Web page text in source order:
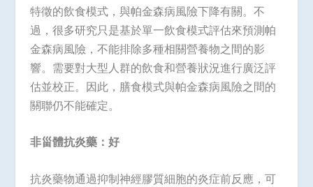
特徵的飲食模式，與帕金森病風險下降有關。不
過，很多研究只是基於單一飲食模式評估來預測帕
金森病風險，不能排除多種相關營養物之間的影
響。需要對大型人群的飲食和營養狀況進行廣泛評
估並校正。因此，膳食模式與帕金森病風險之間的
關聯仍不能確定。
非甾體抗炎藥：好
抗炎藥物通過抑制神經膠質細胞的炎症前反應，可